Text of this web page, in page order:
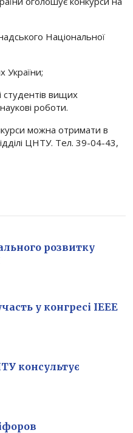
Національної
України;
студентів вищих
роботи.
можна отримати в
ЦНТУ. Тел. 39-04-43,
розвитку
у конгресі IEEE
консультує